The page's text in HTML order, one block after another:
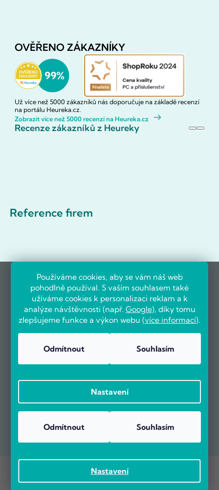
Používáme cookies, aby se vám náš web
pohodlně používal. S vaším souhlasem také
užíváme cookies k personalizaci reklam a k
analýze návštěvnosti (např. Google), díky tomu
zlepšujeme funkce a výkon webu (více informací).
Nastavení
Odmítnout Souhlasím
Nastavení
Odmítnout Souhlasím
OVĚŘENO ZÁKAZNÍKY
Už více než 5000 zákazníků nás doporučuje na základě recenzí
na portálu Heureka.cz.
Zobrazit více než 5000 recenzí na Heureka.cz
Recenze zákazníků z Heureky
Reference firem
POČÍTÁRNA.CZ. Všechna práva vyhrazena.